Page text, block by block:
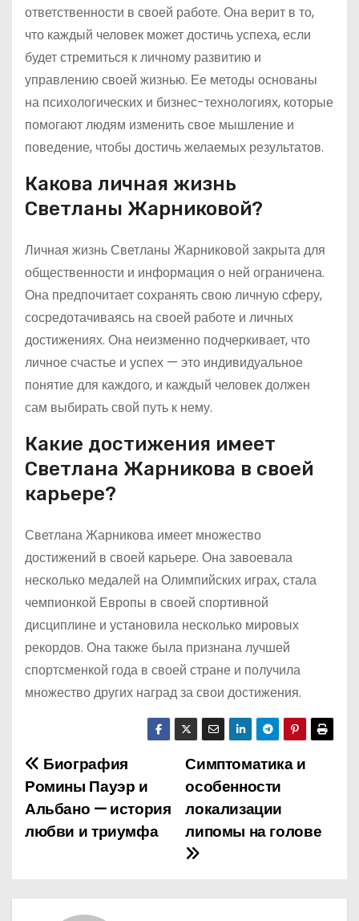
ответственности в своей работе. Она верит в то,
что каждый человек может достичь успеха, если
будет стремиться к личному развитию и
управлению своей жизнью. Ее методы основаны
на психологических и бизнес-технологиях, которые
помогают людям изменить свое мышление и
поведение, чтобы достичь желаемых результатов.
Какова личная жизнь
Светланы Жарниковой?
Личная жизнь Светланы Жарниковой закрыта для
общественности и информация о ней ограничена.
Она предпочитает сохранять свою личную сферу,
сосредотачиваясь на своей работе и личных
достижениях. Она неизменно подчеркивает, что
личное счастье и успех — это индивидуальное
понятие для каждого, и каждый человек должен
сам выбирать свой путь к нему.
Какие достижения имеет
Светлана Жарникова в своей
карьере?
Светлана Жарникова имеет множество
достижений в своей карьере. Она завоевала
несколько медалей на Олимпийских играх, стала
чемпионкой Европы в своей спортивной
дисциплине и установила несколько мировых
рекордов. Она также была признана лучшей
спортсменкой года в своей стране и получила
множество других наград за свои достижения.
Н
а
в
г
Симптоматика и
особенности
локализации
липомы на голове
Биография
Ромины Пауэр и
Альбано — история
любви и триумфа